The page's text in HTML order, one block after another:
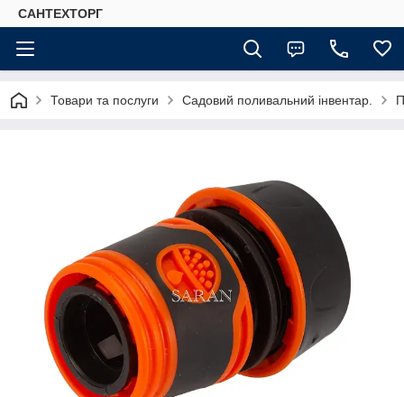
САНТЕХТОРГ
Товари та послуги Садовий поливальний інвентар.